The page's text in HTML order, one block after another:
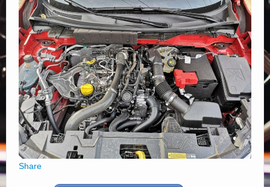
Elérhetőségek
Share